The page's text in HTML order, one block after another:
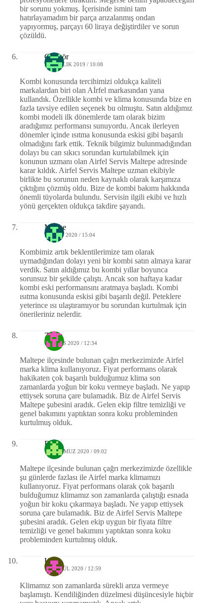
bir sorunu yokmuş. İçerisinde ismini tam
hatırlayamadım bir parça arızalanmış ondan
yapıyormuş, parçayı 60 liraya değiştirdiler ve sorun
çözüldü.
Güngör
23 ARALIK 2019 / 10:08
Kombi konusunda tercihimizi oldukça kaliteli
markalardan biri olan Aİrfel markasından yana
kullandık. Özellikle kombi ve klima konusunda bize en
fazla tavsiye edilen seçenek bu olmuştu. Satın aldığımız
kombi modeli ilk dönemlerde tam olarak bizim
aradığımız performansı sunuyordu. Ancak ilerleyen
dönemler içinde ısıtma konusunda eskisi gibi başarılı
olmadığını fark ettik. Teknik bilgimiz bulunmadığından
dolayı bu can sıkıcı sorundan kurtulabilmek için
konunun uzmanı olan Airfel Servis Maltepe adresinde
karar kıldık. Airfel Servis Maltepe uzman ekibiyle
birlikte bu sorunun neden kaynaklı olarak karşımıza
çıktığını çözmüş oldu. Bize de kombi bakımı hakkında
önemli tüyolarda bulundu. Servisin ilgili ekibi ve hızlı
yönü gerçekten oldukça takdire şayandı.
Melike
2 MART 2020 / 15:04
Kombimiz artık beklentilerimize tam olarak
uymadığından dolayı yeni bir kombi satın almaya karar
verdik. Satın aldığımız bu kombi yıllar boyunca
sorunsuz bir şekilde çalıştı. Ancak son haftaya kadar
kombi eski performansını aratmaya başladı. Kombi
ısıtma konusunda eskisi gibi başarılı değil. Peteklere
yeterince ısı ulaştıramıyor bu sorundan kurtulmak için
önerileriniz nelerdir.
Zehra
6 MAYIS 2020 / 12:34
Maltepe ilçesinde bulunan çağrı merkezimizde Airfel
marka klima kullanıyoruz. Fiyat performans olarak
hakikaten çok başarılı bulduğumuz klima son
zamanlarda yoğun bir koku vermeye başladı. Ne yapıp
ettiysek soruna çare bulamadık. Biz de Airfel Servis
Maltepe şubesini aradık. Gelen ekip filtre temizliği ve
genel bakımını yaptıktan sonra koku probleminden
kurtulmuş olduk.
Eray
10 TEMMUZ 2020 / 09:02
Maltepe ilçesinde bulunan çağrı merkezimizde özellikle
şu günlerde fazlası ile Airfel marka klimamızı
kullanıyoruz. Fiyat performans olarak çok başarılı
bulduğumuz klimamız son zamanlarda çalıştığı esnada
yoğun bir koku çıkarmaya başladı. Ne yapıp ettiysek
soruna çare bulamadık. Biz de Airfel Servis Maltepe
şubesini aradık. Gelen ekip uygun bir fiyata filtre
temizliği ve genel bakımını yaptıktan sonra koku
probleminden kurtulmuş olduk.
Uğur
11 EYLÜL 2020 / 12:59
Klimamız son zamanlarda sürekli arıza vermeye
başlamıştı. Kendiliğinden düzelmesi düşüncesiyle hiçbir